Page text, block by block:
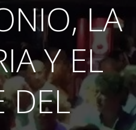
LA
Y EL
DEL